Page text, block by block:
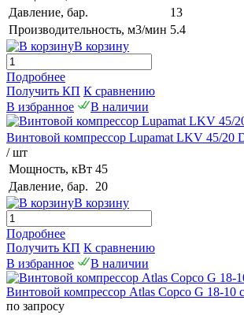
Давление, бар.
13
Производительность, м3/мин 5.4
В корзину
Подробнее
Получить КП К сравнению
В избранное
В наличии
Винтовой компрессор Lupamat LKV 45/20
/ шт
Мощность, кВт 45
Давление, бар.
20
В корзину
Подробнее
Получить КП К сравнению
В избранное
В наличии
Винтовой компрессор Atlas Copco G 18-10
по запросу